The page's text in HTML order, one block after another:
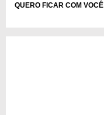
QUERO FICAR COM VOCÊ